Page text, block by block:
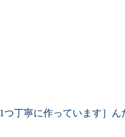
丁寧に作っています